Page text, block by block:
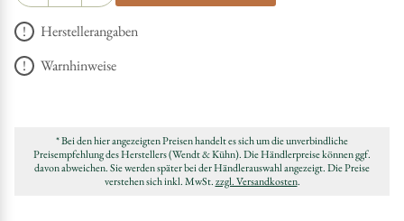
Herstellerangaben
Warnhinweise
* Bei den hier angezeigten Preisen handelt es sich um die unverbindliche
Preisempfehlung des Herstellers (Wendt & Kühn). Die Händlerpreise können ggf.
davon abweichen. Sie werden später bei der Händlerauswahl angezeigt. Die Preise
verstehen sich inkl. MwSt.zzgl. Versandkosten.